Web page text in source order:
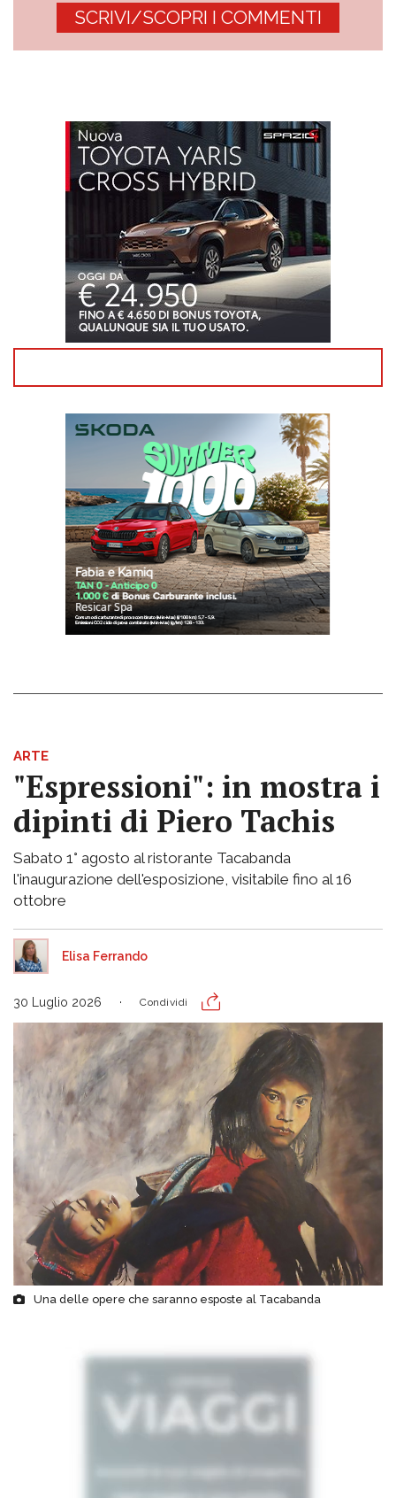
SCRIVI/SCOPRI I COMMENTI
ARTE
"Espressioni": in mostra i
dipinti di Piero Tachis
Sabato 1° agosto al ristorante Tacabanda
l'inaugurazione dell'esposizione, visitabile fino al 16
ottobre
Elisa Ferrando
30 Luglio 2026 Condividi
Una delle opere che saranno esposte al Tacabanda